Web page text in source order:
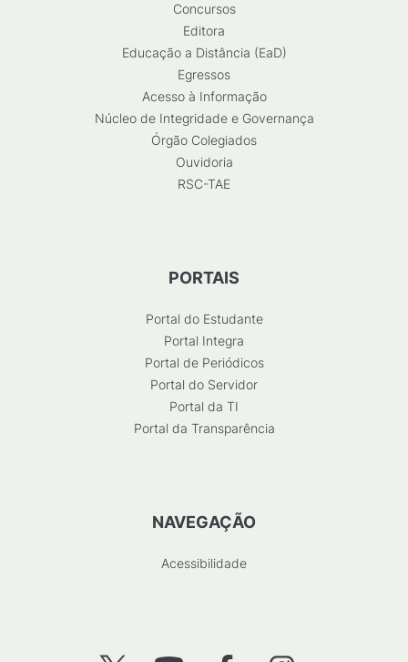
Concursos
Editora
Educação a Distância (EaD)
Egressos
Acesso à Informação
Núcleo de Integridade e Governança
Órgão Colegiados
Ouvidoria
RSC-TAE
PORTAIS
Portal do Estudante
Portal Integra
Portal de Periódicos
Portal do Servidor
Portal da TI
Portal da Transparência
NAVEGAÇÃO
Acessibilidade